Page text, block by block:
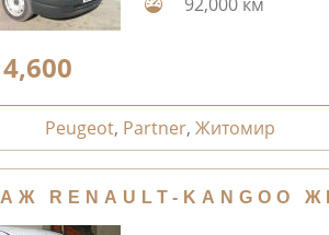
4,600
Peugeot, Partner,Житомир
RENAULT-KANGOO